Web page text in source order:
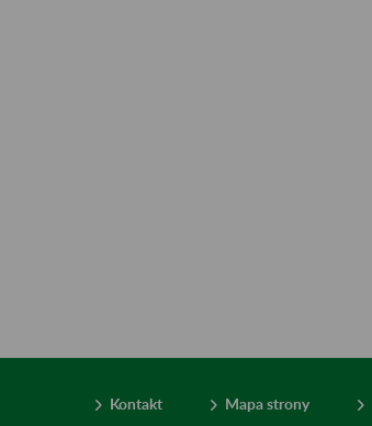
Kontakt Mapa strony